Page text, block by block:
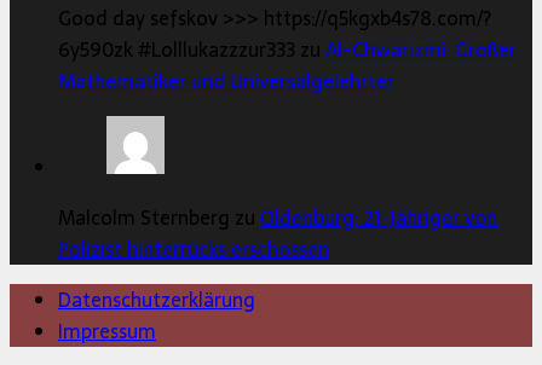
Good day sefskov >>> https://q5kgxb4s78.com/?
6y590zk #Lolllukazzzur333 zuAl-Chwarizmi: Großer
Mathematiker und Universalgelehrter
Malcolm Sternberg zu Oldenburg: 21-Jähriger von
Polizist hinterrücks erschossen
Datenschutzerklärung
Impressum